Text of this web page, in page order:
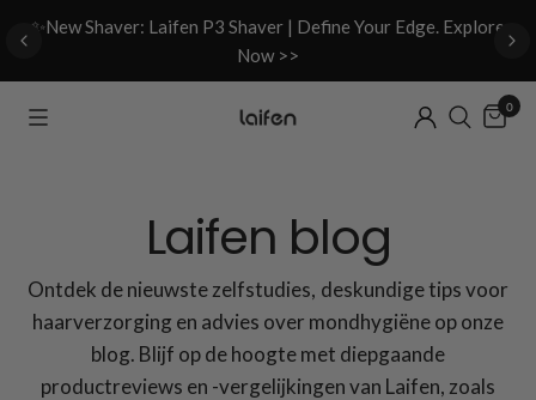
✨New Shaver: Laifen P3 Shaver | Define Your Edge. Explore
Now >>
0
Laifen blog
Ontdek de nieuwste zelfstudies, deskundige tips voor
haarverzorging en advies over mondhygiëne op onze
blog. Blijf op de hoogte met diepgaande
productreviews en -vergelijkingen van Laifen, zoals